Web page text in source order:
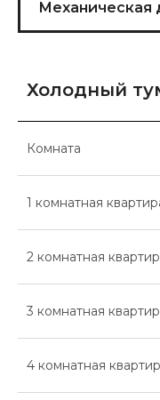
Холодный
Комната
1 комнатная
2 комнатная
3 комнатная
4 комнатная